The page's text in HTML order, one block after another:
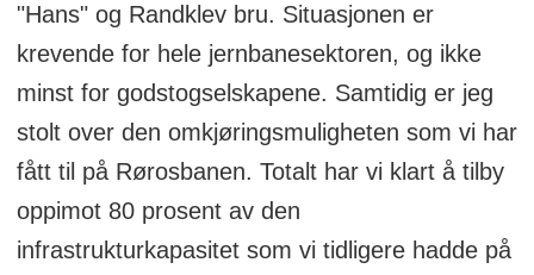
"Hans" og Randklev bru. Situasjonen er
krevende for hele jernbanesektoren, og ikke
minst for godstogselskapene. Samtidig er jeg
stolt over den omkjøringsmuligheten som vi har
fått til på Rørosbanen. Totalt har vi klart å tilby
oppimot 80 prosent av den
infrastrukturkapasitet som vi tidligere hadde på